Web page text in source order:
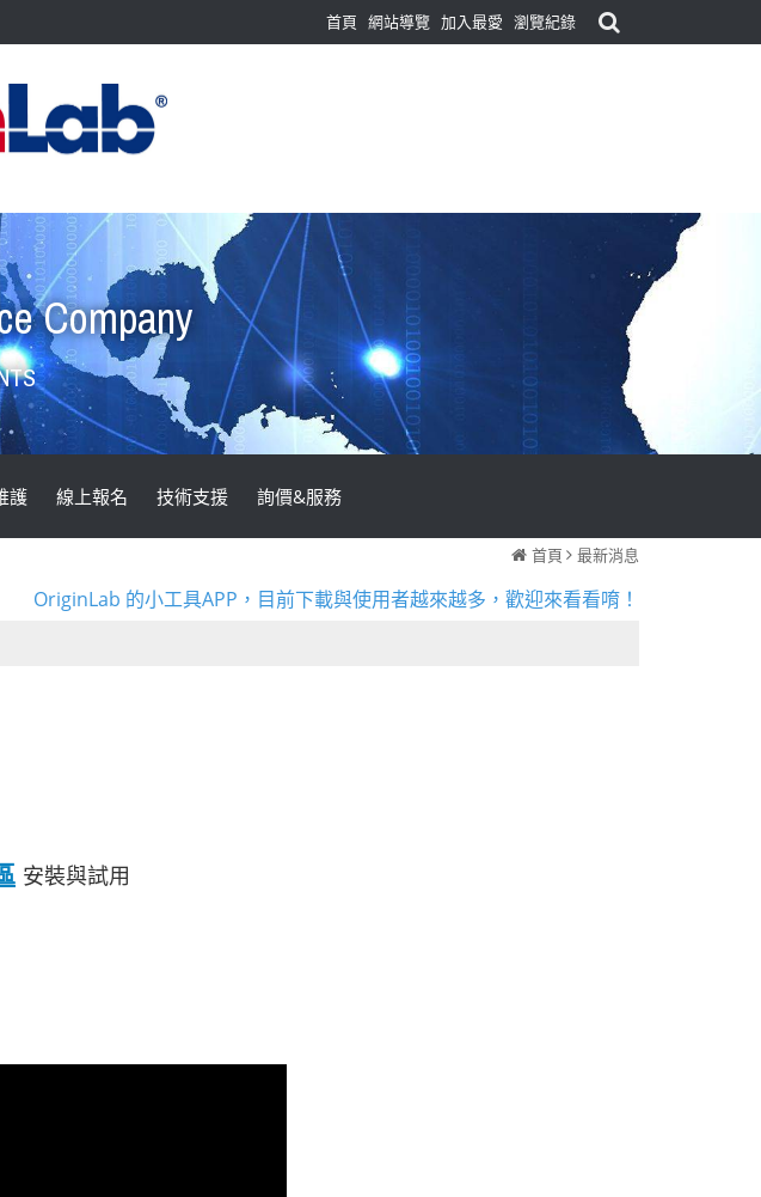
首頁 網站導覽 加入最愛 瀏覽紀錄
Company
護 線上報名 技術支援 詢價&服務
首頁 最新消息
Origin/OriginPro2026b正式推出! 歡迎到下載專區安裝或試用
OriginLab 的小工具APP，目前下載與使用者越來越多，歡迎來看看唷！
安裝與試用